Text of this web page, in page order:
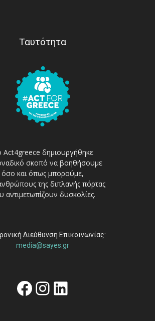
Ταυτότητα
Act4greece δημιουργήθηκε
σκοπό να βοηθήσουμε
όσο και όπως μπορούμε,
της διπλανής πόρτας
αντιμετωπίζουν δυσκολίες.
Διεύθυνση Επικοινωνίας:
media@sayes.gr
Facebook
Instagram
Linkedin